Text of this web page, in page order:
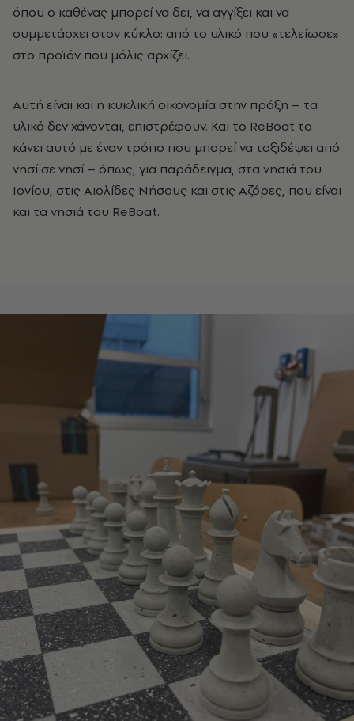
όπου ο καθένας μπορεί να δει, να αγγίξει και να
συμμετάσχει στον κύκλο: από το υλικό που «τελείωσε»
στο προϊόν που μόλις αρχίζει.
Αυτή είναι και η κυκλική οικονομία στην πράξη – τα
υλικά δεν χάνονται, επιστρέφουν. Και το ReBoat το
κάνει αυτό με έναν τρόπο που μπορεί να ταξιδέψει από
νησί σε νησί – όπως, για παράδειγμα, στα νησιά του
Ιονίου, στις Αιολίδες Νήσους και στις Αζόρες, που είναι
και τα νησιά του ReBoat.